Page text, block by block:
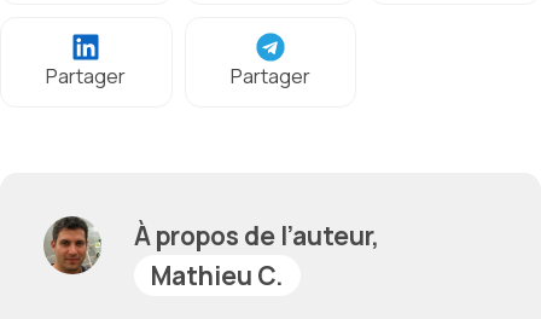
Partager Partager
À propos de l’auteur,
Mathieu C.